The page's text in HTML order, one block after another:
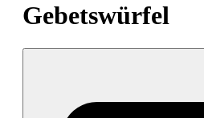
Gebetswürfel